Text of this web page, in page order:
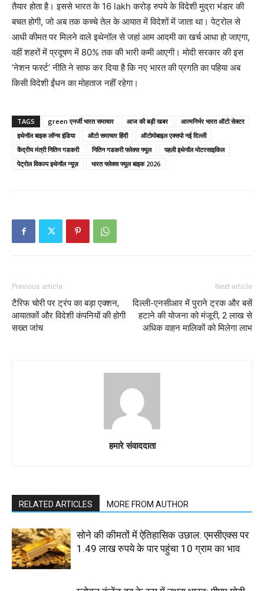
तैयार होता है। इससे भारत के 16 lakh करोड़ रुपये के विदेशी मुद्रा भंडार की
बचत होगी, जो अब तक कच्चे तेल के आयात में विदेशों में जाता था। पेट्रोल से
आधी कीमत पर मिलने वाले इथेनॉल से जहां आम आदमी का खर्च आधा हो जाएगा,
वहीं शहरों में प्रदूषण में 80% तक की भारी कमी आएगी। मोदी सरकार की इस
‘नेशन फर्स्ट’ नीति ने साफ कर दिया है कि नए भारत की प्रगति का पहिया अब
किसी विदेशी ईंधन का मोहताज नहीं रहेगा।
TAGS green एनर्जी भारत समाचार आज की बड़ी खबर
आत्मनिर्भर भारत ऑटो सेक्टर
इथेनॉल बाइक लॉन्च इंडिया
ऑटो समाचार हिंदी
ऑटोमोबाइल एक्सपो नई दिल्ली
केंद्रीय मंत्री नितिन गडकरी
नितिन गडकरी फ्लेक्स फ्यूल
पहली इथेनॉल मोटरसाइकिल
पेट्रोल विकल्प इथेनॉल न्यूज़
भारत फ्लेक्स फ्यूल बाइक 2026
Previous article
टैरिफ चोरी पर ट्रंप का बड़ा एक्शन,
आयातकों और विदेशी कंपनियों की होगी
सख्त जांच
Next article
दिल्ली-एनसीआर में पुराने ट्रक और बसें
हटाने की योजना को मंजूरी, 2 लाख से
अधिक वाहन मालिकों को मिलेगा लाभ
हमारे संवाददाता
RELATED ARTICLES MORE FROM AUTHOR
सोने की कीमतों में ऐतिहासिक उछाल: एमसीएक्स पर
1.49 लाख रुपये के पार पहुंचा 10 ग्राम का भाव